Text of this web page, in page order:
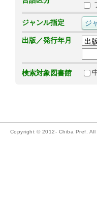
ジャンル指定
出版／発行年月
検索対象図書館
Copyright © 2012- Chiba Pref. All